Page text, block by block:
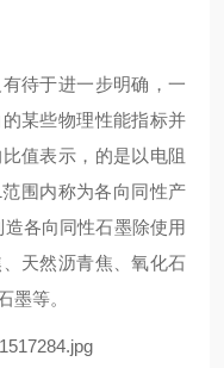
待于进一步明确，一
某些物理性能指标并
值表示，的是以电阻
围内称为各向同性产
各向同性石墨除使用
天然沥青焦、氧化石
墨等。